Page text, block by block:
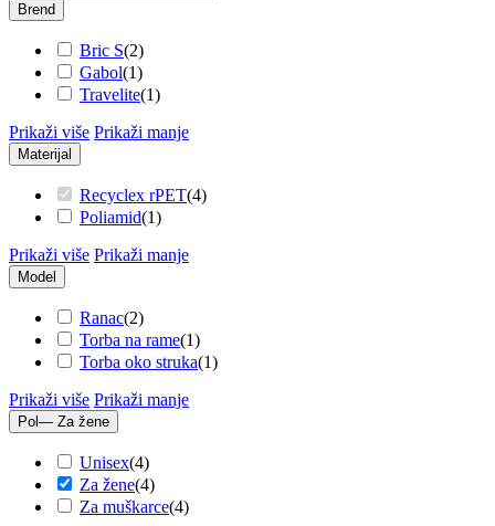
Brend
Bric S(2)
Gabol(1)
Travelite(1)
Prikaži više Prikaži manje
Materijal
Recyclex rPET(4)
Poliamid(1)
Prikaži više Prikaži manje
Model
Ranac(2)
Torba na rame(1)
Torba oko struka(1)
Prikaži više Prikaži manje
Pol — Za žene
Unisex(4)
Za žene(4)
Za muškarce(4)